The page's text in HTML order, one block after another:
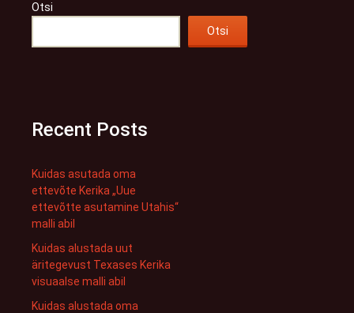
Otsi
Otsi
Recent Posts
Kuidas asutada oma
ettevõte Kerika „Uue
ettevõtte asutamine Utahis“
malli abil
Kuidas alustada uut
äritegevust Texases Kerika
visuaalse malli abil
Kuidas alustada oma